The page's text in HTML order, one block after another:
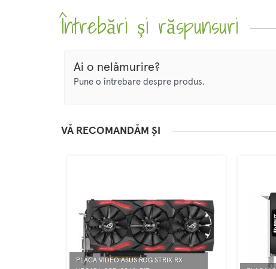
Întrebări și răspunsuri
Ai o nelămurire?
Pune o întrebare despre produs.
VĂ RECOMANDĂM ȘI
PLACA VIDEO ASUS ROG STRIX RX